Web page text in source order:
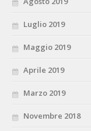
Luglio 2019
Maggio 2019
Aprile 2019
Marzo 2019
Novembre 2018